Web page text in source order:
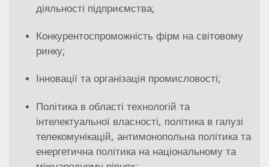
діяльності підприємства;
Конкурентоспроможність фірм на світовому
ринку;
Інновації та організація промисловості;
Політика в області технологій та
інтелектуальної власності, політика в галузі
телекомунікацій, антимонопольна політика та
енергетична політика на національному та